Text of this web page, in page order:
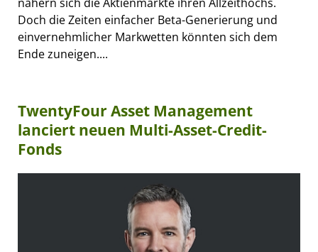
Doch die Zeiten einfacher Beta-Generierung und
einvernehmlicher Markwetten könnten sich dem
Ende zuneigen....
TwentyFour Asset Management
lanciert neuen Multi-Asset-Credit-
Fonds